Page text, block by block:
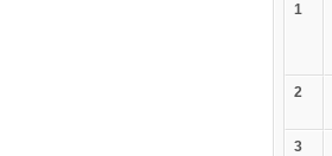
1
2
3